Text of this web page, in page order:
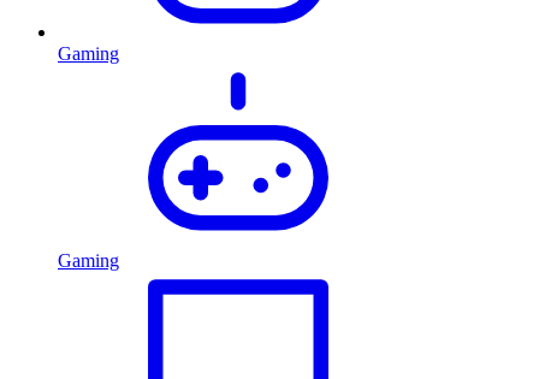
Gaming
Gaming